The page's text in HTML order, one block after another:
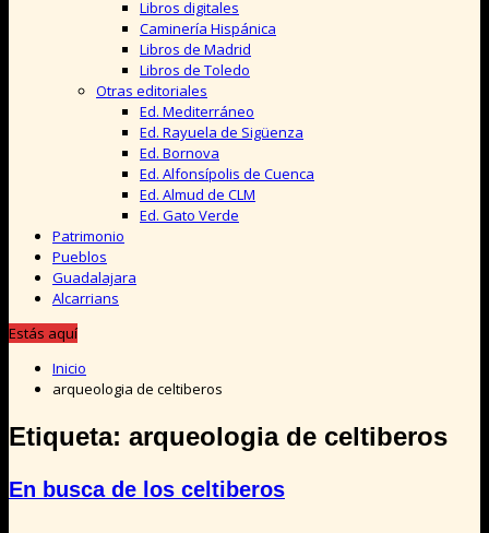
Libros digitales
Caminería Hispánica
Libros de Madrid
Libros de Toledo
Otras editoriales
Ed. Mediterráneo
Ed. Rayuela de Sigüenza
Ed. Bornova
Ed. Alfonsípolis de Cuenca
Ed. Almud de CLM
Ed. Gato Verde
Patrimonio
Pueblos
Guadalajara
Alcarrians
Estás aquí
Inicio
arqueologia de celtiberos
Etiqueta: arqueologia de celtiberos
En busca de los celtiberos